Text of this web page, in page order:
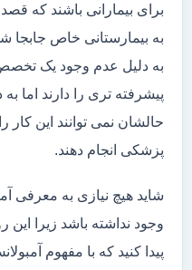
برای بیمارانی باشند که
به بیمارستانی خاص جابجا
به دلیل عدم وجود یک تخصص
پیشرفته تری را دارند اما
حالشان نمی توانند این
پزشکی انجام دهند.
شاید هیچ نیازی به معرفی
وجود نداشته باشد زیرا این
پیدا کنید که با مفهوم